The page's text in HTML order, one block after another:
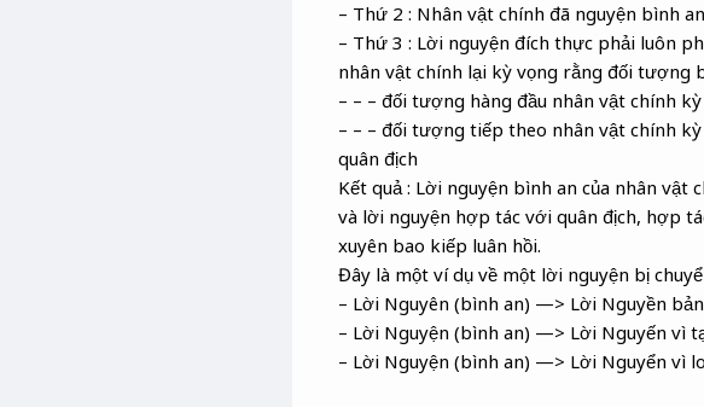
– Thứ 2 : Nhân vật chính đã nguyện bình
– Thứ 3 : Lời nguyện đích thực phải luôn
nhân vật chính lại kỳ vọng rằng đối tượng
– – – đối tượng hàng đầu nhân vật chính
– – – đối tượng tiếp theo nhân vật chính
quân địch
Kết quả : Lời nguyện bình an của nhân
và lời nguyện hợp tác với quân địch, hợp
xuyên bao kiếp luân hồi.
Đây là một ví dụ về một lời nguyện bị
– Lời Nguyên (bình an) —> Lời Nguyền
– Lời Nguyện (bình an) —> Lời Nguyến vì
– Lời Nguyện (bình an) —> Lời Nguyển vì